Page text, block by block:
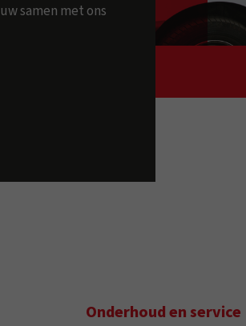
samen met ons
Onderhoud en service